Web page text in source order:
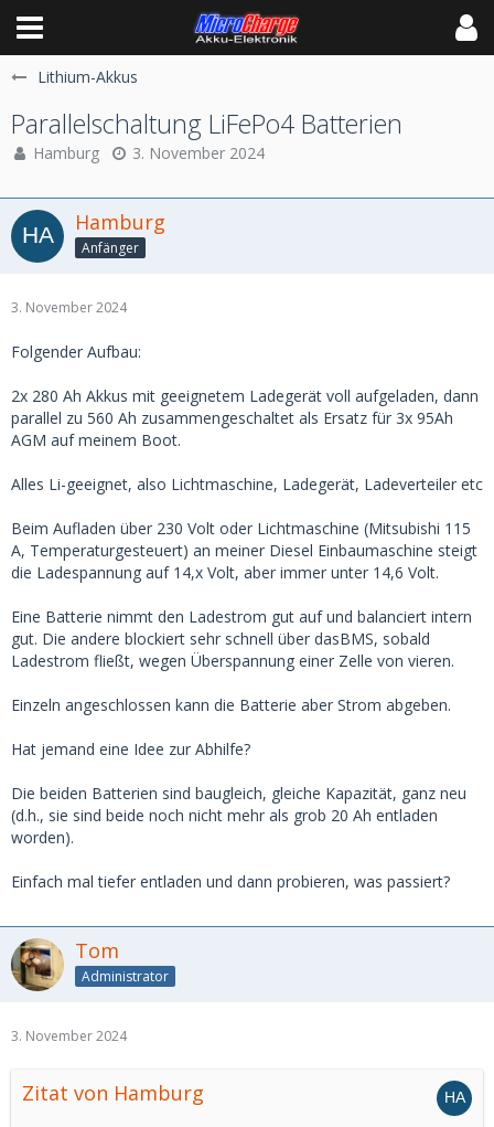
Lithium-Akkus
Parallelschaltung LiFePo4 Batterien
Hamburg 3. November 2024
Hamburg
Anfänger
3. November 2024
Folgender Aufbau:
2x 280 Ah Akkus mit geeignetem Ladegerät voll aufgeladen, dann
parallel zu 560 Ah zusammengeschaltet als Ersatz für 3x 95Ah
AGM auf meinem Boot.
Alles Li-geeignet, also Lichtmaschine, Ladegerät, Ladeverteiler etc
Beim Aufladen über 230 Volt oder Lichtmaschine (Mitsubishi 115
A, Temperaturgesteuert) an meiner Diesel Einbaumaschine steigt
die Ladespannung auf 14,x Volt, aber immer unter 14,6 Volt.
Eine Batterie nimmt den Ladestrom gut auf und balanciert intern
gut. Die andere blockiert sehr schnell über dasBMS, sobald
Ladestrom fließt, wegen Überspannung einer Zelle von vieren.
Einzeln angeschlossen kann die Batterie aber Strom abgeben.
Hat jemand eine Idee zur Abhilfe?
Die beiden Batterien sind baugleich, gleiche Kapazität, ganz neu
(d.h., sie sind beide noch nicht mehr als grob 20 Ah entladen
worden).
Einfach mal tiefer entladen und dann probieren, was passiert?
Tom
Administrator
3. November 2024
Zitat von Hamburg